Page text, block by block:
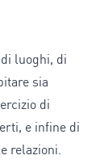
luoghi, di
sia
di
e infine di
relazioni.